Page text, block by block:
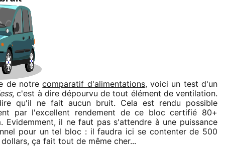
de notrecomparatif d'alimentations, voici un test d'un
, c'est à dire dépourvu de tout élément de ventilation.
qu'il ne fait aucun bruit. Cela est rendu possible
par l'excellent rendement de ce bloc certifié 80+
Evidemment, il ne faut pas s'attendre à une puissance
pour un tel bloc : il faudra ici se contenter de 500
dollars, ça fait tout de même cher...